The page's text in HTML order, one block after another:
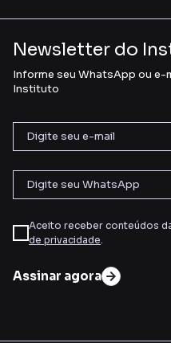
Newsletter do
Informe seu WhatsApp ou e-
Instituto
Aceito receber conteúdos
de privacidade.
Assinar agora